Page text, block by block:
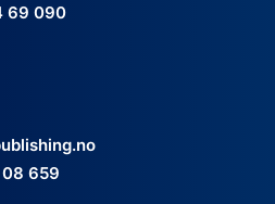
69 090
659